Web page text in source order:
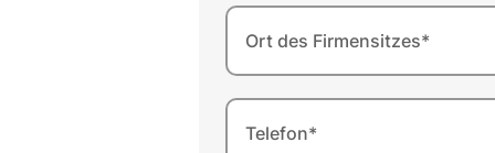
Ort des Firmensitzes*
Telefon*